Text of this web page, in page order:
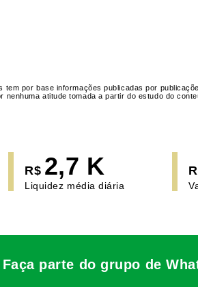
tem por base informações publicadas por
nenhuma atitude tomada a partir do estudo do
R$ 2,7 K
Liquidez média diária
Faça parte do grupo de